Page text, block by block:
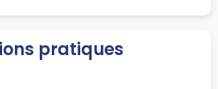
pratiques